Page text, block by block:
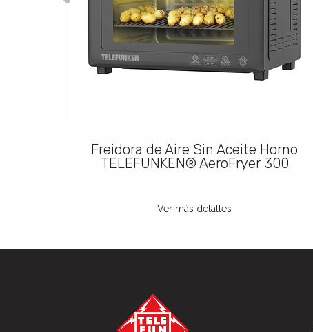
Freidora de Aire Sin Aceite Horno
TELEFUNKEN® AeroFryer 300
Ver más detalles